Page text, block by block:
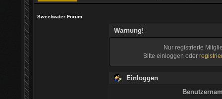
Sweetwater Forum
Warnung!
Nur registrierte
Bitte einloggen oder
Einloggen